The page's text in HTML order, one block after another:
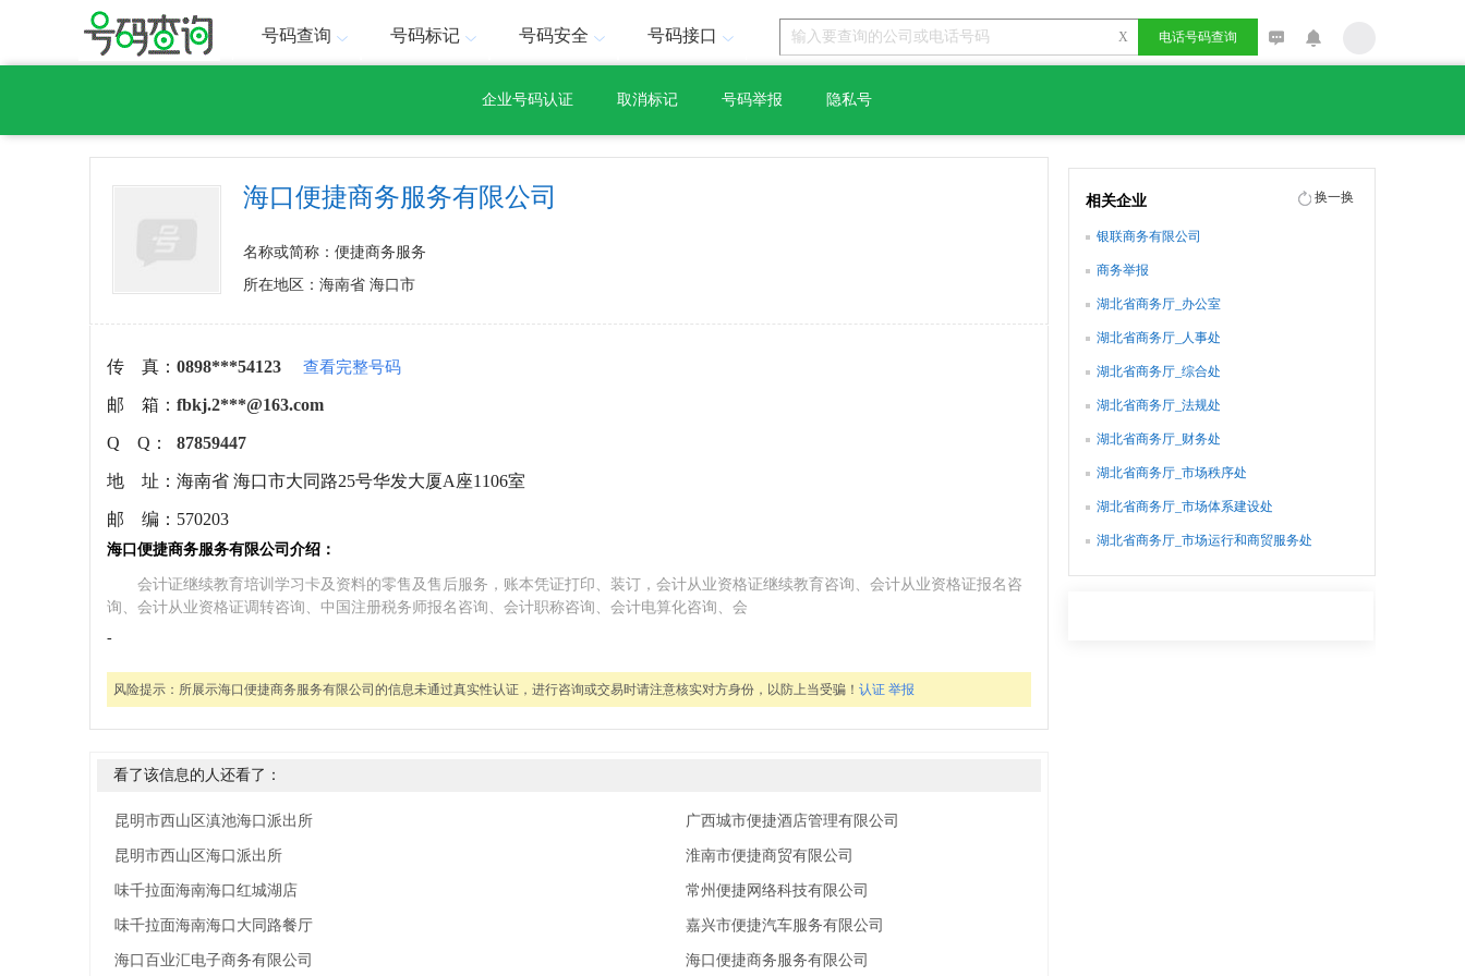
号码查询 号码标记 号码安全 号码接口 X 电话号码查询
企业号码认证 取消标记 号码举报 隐私号
海口便捷商务服务有限公司
名称或简称：便捷商务服务
所在地区：海南省 海口市
传 真： 0898***54123 查看完整号码
邮 箱： fbkj.2***@163.com
Q Q： 87859447
地 址： 海南省 海口市大同路25号华发大厦A座1106室
邮 编： 570203
海口便捷商务服务有限公司介绍：
会计证继续教育培训学习卡及资料的零售及售后服务，账本凭证打印、装订，会计从业资格证继续教育咨询、会计从业资格证报名咨
询、会计从业资格证调转咨询、中国注册税务师报名咨询、会计职称咨询、会计电算化咨询、会
-
风险提示： 所展示海口便捷商务服务有限公司的信息未通过真实性认证，进行咨询或交易时请注意核实对方身份，以防上当受骗！ 认证 举报
看了该信息的人还看了：
昆明市西山区滇池海口派出所
昆明市西山区海口派出所
味千拉面海南海口红城湖店
味千拉面海南海口大同路餐厅
海口百业汇电子商务有限公司
广西城市便捷酒店管理有限公司
淮南市便捷商贸有限公司
常州便捷网络科技有限公司
嘉兴市便捷汽车服务有限公司
海口便捷商务服务有限公司
相关企业 换一换
银联商务有限公司
商务举报
湖北省商务厅_办公室
湖北省商务厅_人事处
湖北省商务厅_综合处
湖北省商务厅_法规处
湖北省商务厅_财务处
湖北省商务厅_市场秩序处
湖北省商务厅_市场体系建设处
湖北省商务厅_市场运行和商贸服务处